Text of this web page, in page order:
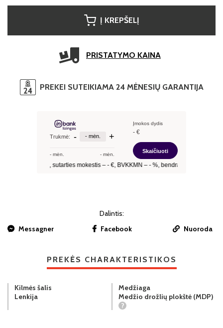
Į KREPŠELĮ
PRISTATYMO KAINA
PREKEI SUTEIKIAMA 24 MĖNESIŲ GARANTIJA
Dalintis:
Messagner
Facebook Nuoroda
PREKĖS CHARAKTERISTIKOS
Kilmės šalis
Lenkija
Medžiaga
Medžio drožlių plokštė (MDP)
?